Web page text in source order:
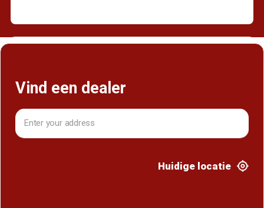
Vind een dealer
Huidige locatie